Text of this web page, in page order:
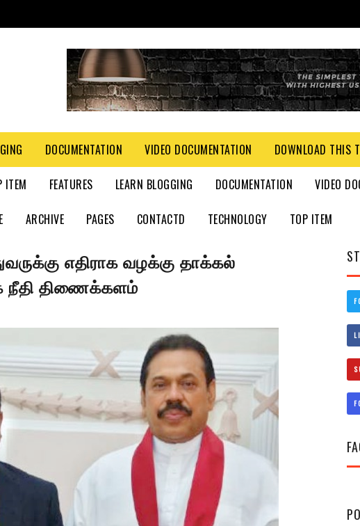
DOCUMENTATION VIDEO DOCUMENTATION DOWNLOAD THIS
ITEM FEATURES LEARN BLOGGING DOCUMENTATION VIDEO
ARCHIVE PAGES CONTACTD TECHNOLOGY TOP ITEM
எதிராக வழக்கு தாக்கல்
நீதி திணைக்களம்